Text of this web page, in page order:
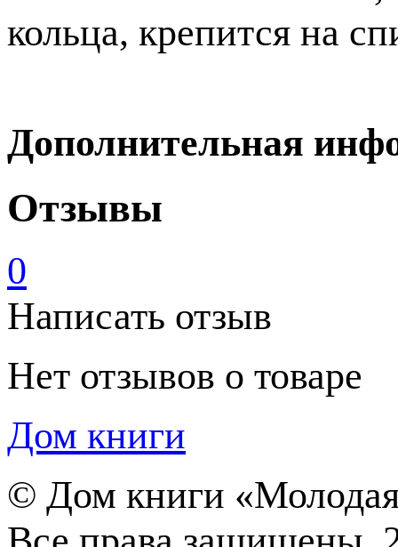
кольца, крепится на
Дополнительная
Отзывы
0
Написать отзыв
Нет отзывов о товаре
Дом книги
© Дом книги